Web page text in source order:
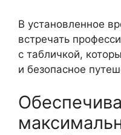
В установленное
встречать
с табличкой,
и безопасное